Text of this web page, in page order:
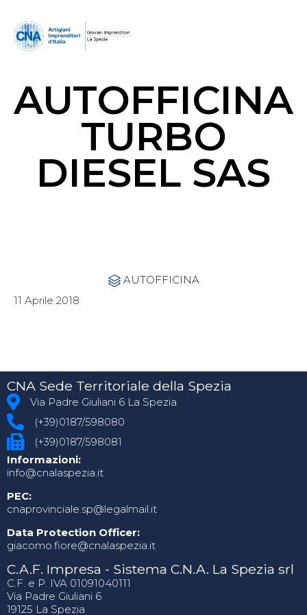
AUTOFFICINA
TURBO
DIESEL SAS
 Category
AUTOFFICINA
11 Aprile 2018
CNA Sede Territoriale della Spezia
Via Padre Giuliani 6 La Spezia
(+39)0187/598080
(+39)0187/598081
Informazioni:
info@cnalaspezia.it
PEC:
cnaprovinciale.sp@legalmail.it
Data Protection Officer:
giacomo.fiore@cnalaspezia.it
C.A.F. Impresa - Sistema C.N.A. La Spezia srl
C.F. e P. IVA 01091040111
Via Padre Giuliani 6
19125 La Spezia